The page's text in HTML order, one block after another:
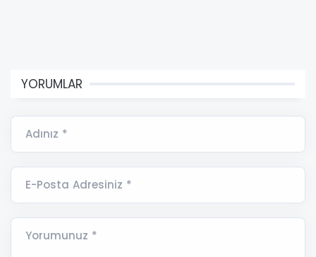
YORUMLAR
Adınız *
E-Posta Adresiniz *
Yorumunuz *